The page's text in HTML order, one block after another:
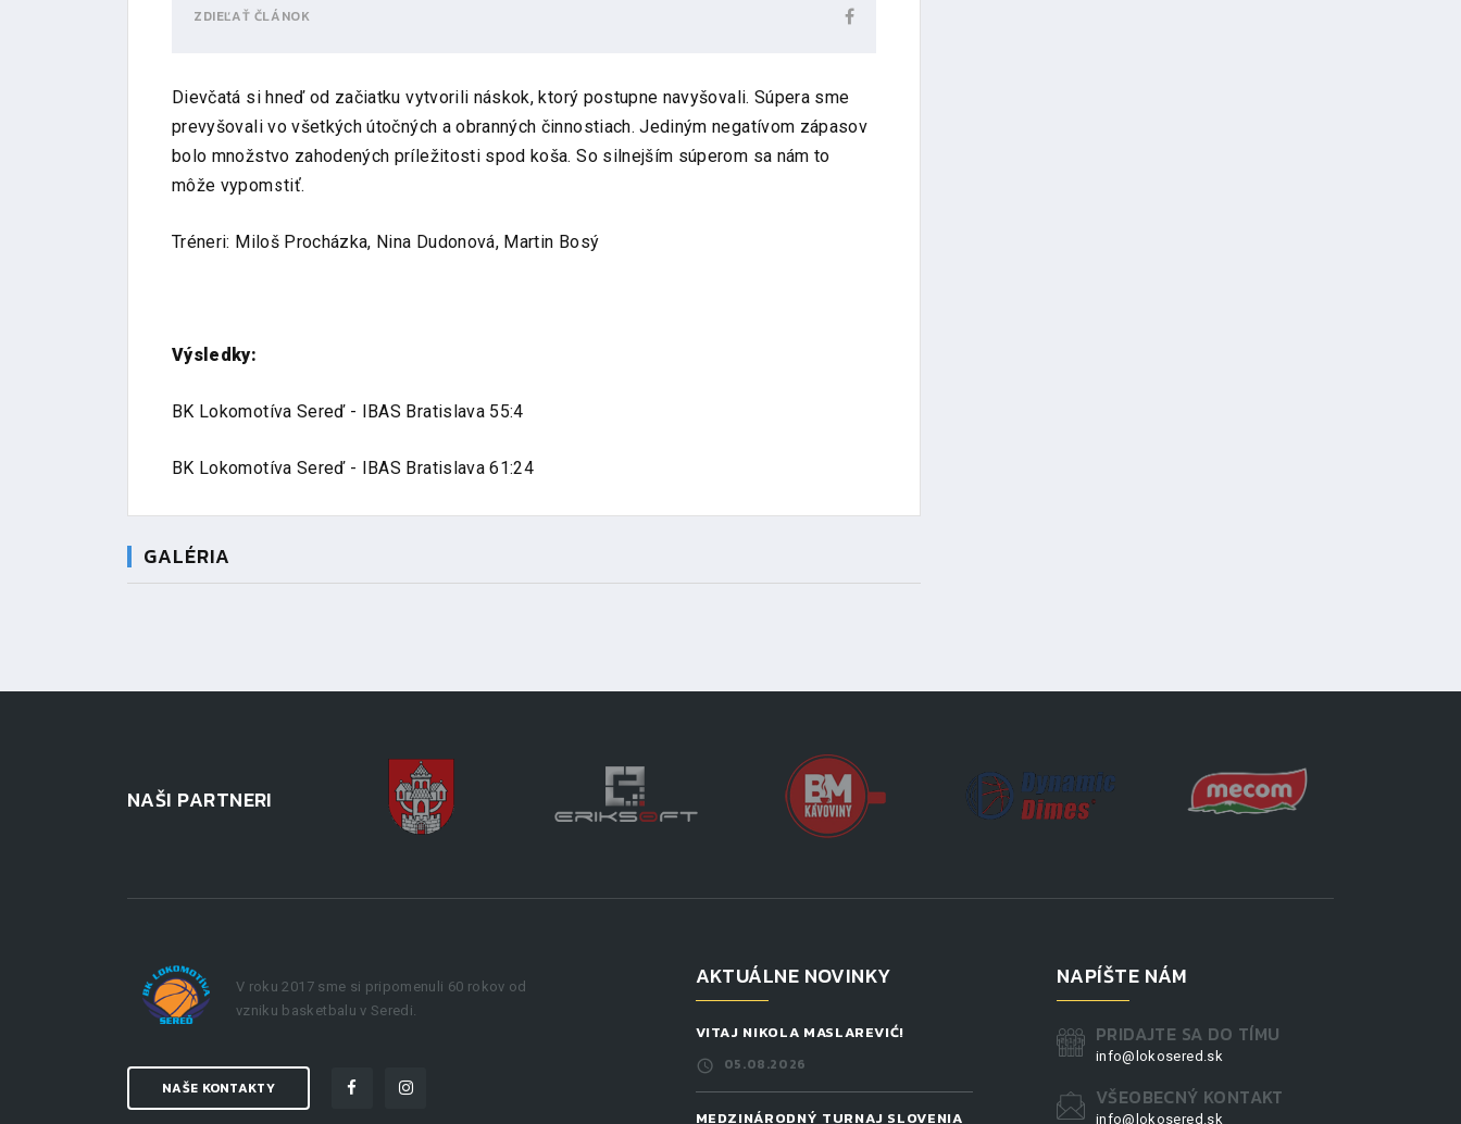
ZDIEĽAŤ ČLÁNOK
Dievčatá si hneď od začiatku vytvorili náskok, ktorý postupne navyšovali. Súpera sme
prevyšovali vo všetkých útočných a obranných činnostiach. Jediným negatívom zápasov
bolo množstvo zahodených príležitosti spod koša. So silnejším súperom sa nám to
môže vypomstiť.
Tréneri: Miloš Procházka, Nina Dudonová, Martin Bosý
Výsledky:
BK Lokomotíva Sereď - IBAS Bratislava 55:4
BK Lokomotíva Sereď - IBAS Bratislava 61:24
GALÉRIA
NAŠI PARTNERI
V roku 2017 sme si pripomenuli 60 rokov od
vzniku basketbalu v Seredi.
NAŠE KONTAKTY
AKTUÁLNE NOVINKY
VITAJ NIKOLA MASLAREVIĆ!
05.08.2026
MEDZINÁRODNÝ TURNAJ SLOVENIA
NAPÍŠTE NÁM
PRIDAJTE SA DO TÍMU
info@lokosered.sk
VŠEOBECNÝ KONTAKT
info@lokosered.sk